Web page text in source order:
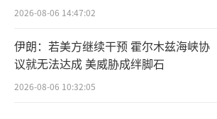
2026-08-06 14:47:02
伊朗：若美方继续干预 霍尔木兹海峡协
议就无法达成 美威胁成绊脚石
2026-08-06 10:32:05